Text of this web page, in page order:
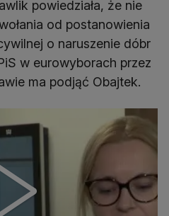
powiedziała, że nie
od postanowienia
o naruszenie dóbr
w eurowyborach przez
ma podjąć Obajtek.